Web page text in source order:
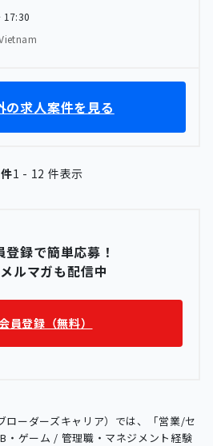
登録で簡単応募！
ルマガも配信中
員登録（無料）
ローダーズキャリア）では、「営業/セ
・ゲーム / 管理職・マネジメント経験
17:30
の求人案件を見る
1 - 12 件表示